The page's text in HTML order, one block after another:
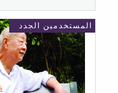
المستخدمين الجدد